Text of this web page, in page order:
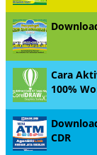
Cara
100%
CDR